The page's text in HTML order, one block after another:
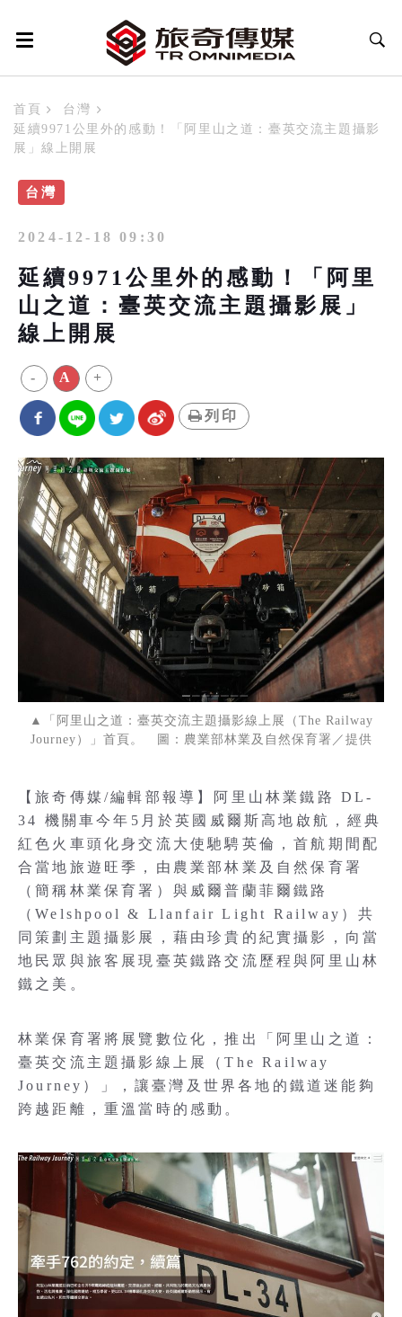
首頁
台灣
延續9971公里外的感動！「阿里山之道：臺英交流主題攝影
展」線上開展
台灣
2024-12-18 09:30
延續9971公里外的感動！「阿里
山之道：臺英交流主題攝影展」
線上開展
- A +
列印
▲「阿里山之道：臺英交流主題攝影線上展（The Railway
Journey）」首頁。 圖：農業部林業及自然保育署／提供
【旅奇傳媒/編輯部報導】阿里山林業鐵路 DL-
34 機關車今年5月於英國威爾斯高地啟航，經典
紅色火車頭化身交流大使馳騁英倫，首航期間配
合當地旅遊旺季，由農業部林業及自然保育署
（簡稱林業保育署）與威爾普蘭菲爾鐵路
（Welshpool & Llanfair Light Railway）共
同策劃主題攝影展，藉由珍貴的紀實攝影，向當
地民眾與旅客展現臺英鐵路交流歷程與阿里山林
鐵之美。
林業保育署將展覽數位化，推出「阿里山之道：
臺英交流主題攝影線上展（The Railway
Journey）」，讓臺灣及世界各地的鐵道迷能夠
跨越距離，重溫當時的感動。